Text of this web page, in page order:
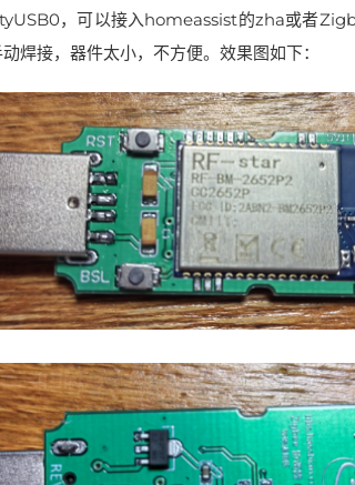
，可以接入homeassist的zha或者
焊接，器件太小，不方便。效果图如下：